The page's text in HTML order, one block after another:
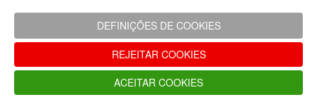
Hidráulicas
Controladores
Fixações e
Acessórios
Isolamento
para
Tubagem
DEFINIÇÕES DE COOKIES
REJEITAR COOKIES
ACEITAR COOKIES